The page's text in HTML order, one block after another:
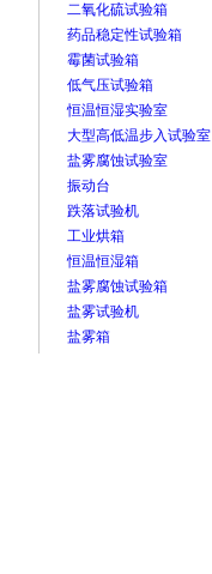
二氧化硫试验箱
药品稳定性试验箱
霉菌试验箱
低气压试验箱
恒温恒湿实验室
大型高低温步入试验室
盐雾腐蚀试验室
振动台
跌落试验机
工业烘箱
恒温恒湿箱
盐雾腐蚀试验箱
盐雾试验机
盐雾箱